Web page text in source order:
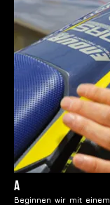
A
Beginnen wir mit